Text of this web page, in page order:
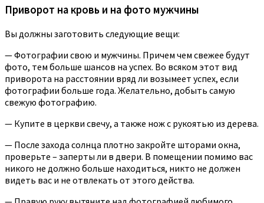
Приворот на кровь и на фото мужчины
Вы должны заготовить следующие вещи:
— Фотографии свою и мужчины. Причем чем свежее будут
фото, тем больше шансов на успех. Во всяком этот вид
приворота на расстоянии вряд ли возымеет успех, если
фотографии больше года. Желательно, добыть самую
свежую фотографию.
— Купите в церкви свечу, а также нож с рукоятью из дерева.
— После захода солнца плотно закройте шторами окна,
проверьте – заперты ли в двери. В помещении помимо вас
никого не должно больше находиться, никто не должен
видеть вас и не отвлекать от этого действа.